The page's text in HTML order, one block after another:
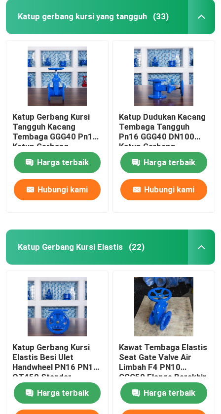
Katup gerbang kursi yang tangguh (33)
Katup Gerbang Kursi
Tangguh Kacang
Tembaga GGG40 Pn16
Katup Gerbang
Bergelang Ganda
Harga terbaik
Hubungi kami
Katup Dudukan Kacang
Tembaga Tangguh
Pn16 GGG40 DN100
Katup Gerbang
Pasokan Air
Harga terbaik
Hubungi kami
Katup Gerbang Kursi Elastis (22)
Katup Gerbang Kursi
Elastis Besi Ulet
Handwheel PN16 PN10
QT450 Standar
Jerman
Harga terbaik
Kawat Tembaga Elastis
Seat Gate Valve Air
Limbah F4 PN10
GGG50 Flange Berakhir
Harga terbaik